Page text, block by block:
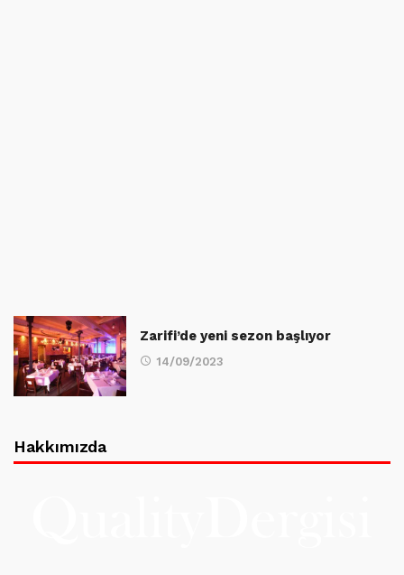
Zarifi’de yeni sezon başlıyor
14/09/2023
Hakkımızda